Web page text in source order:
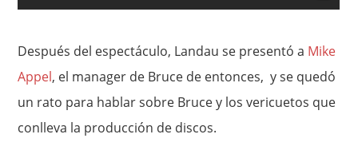
Después del espectáculo, Landau se presentó a Mike
Appel, el manager de Bruce de entonces, y se quedó
un rato para hablar sobre Bruce y los vericuetos que
conlleva la producción de discos.